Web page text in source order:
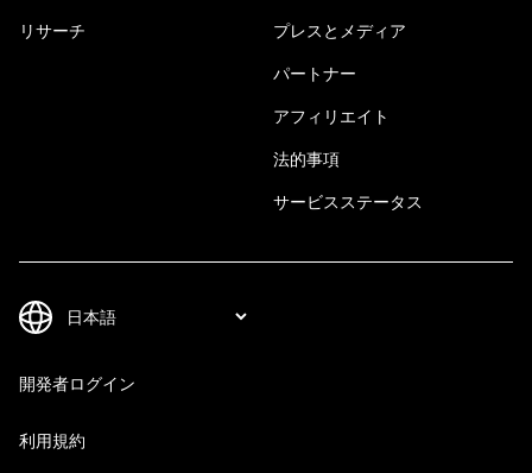
リサーチ プレスとメディア
パートナー
アフィリエイト
法的事項
サービスステータス
開発者ログイン
利用規約